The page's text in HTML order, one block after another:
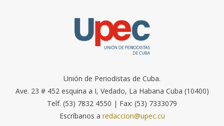
Unión de Periodistas de Cuba.
Ave. 23 # 452 esquina a I, Vedado, La Habana Cuba (10400)
Telf. (53) 7832 4550 | Fax: (53) 7333079
Escríbanos a redaccion@upec.cu